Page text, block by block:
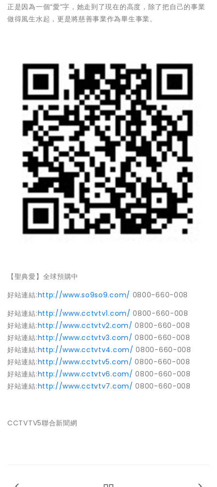
正是因為一個“愛”字，她走到了現在的高度，除了把自己的事業
做得風生水起，更是將慈善事業作為畢生事業。
【聖典愛】全球預購中
好站連結:http://www.so9so9.com/ 0800-660-008
好站連結:http://www.cctvtv1.com/ 0800-660-008
好站連結:http://www.cctvtv2.com/ 0800-660-008
好站連結:http://www.cctvtv3.com/ 0800-660-008
好站連結:http://www.cctvtv4.com/ 0800-660-008
好站連結:http://www.cctvtv5.com/ 0800-660-008
好站連結:http://www.cctvtv6.com/ 0800-660-008
好站連結:http://www.cctvtv7.com/ 0800-660-008
CCTVTV5聯合新聞網